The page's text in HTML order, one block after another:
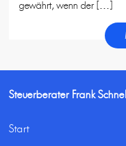
gewährt, wenn der […]
Steuerberater Frank Schnell
Start